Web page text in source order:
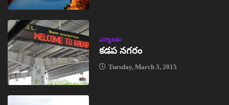
పర్యాటకం
కడప నగరం
Tuesday, March 3, 2015